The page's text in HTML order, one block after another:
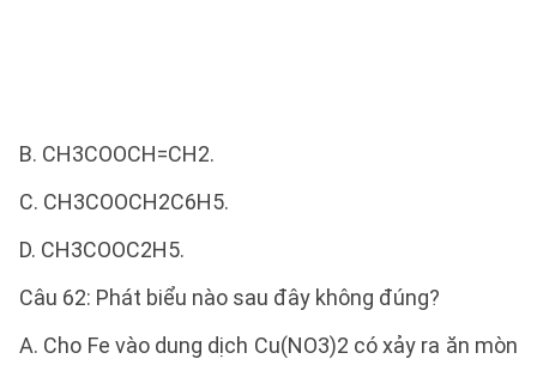
B. CH3COOCH=CH2.
C. CH3COOCH2C6H5.
D. CH3COOC2H5.
Câu 62: Phát biểu nào sau đây không đúng?
A. Cho Fe vào dung dịch Cu(NO3)2 có xảy ra ăn mòn